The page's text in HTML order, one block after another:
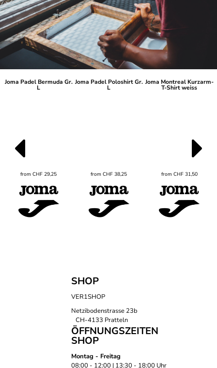
Joma Padel Bermuda Gr.
L
fromCHF 29,25
Joma Padel Poloshirt Gr.
L
fromCHF 38,25
Joma Montreal Kurzarm-
T-Shirt weiss
from CHF31,50
SHOP
VER1SHOP
Netzibodenstrasse 23b
CH-4133 Pratteln
ÖFFNUNGSZEITEN
SHOP
Montag - Freitag
08:00 - 12:00 | 13:30 - 18:00 Uhr